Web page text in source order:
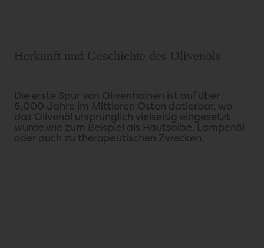
Herkunft und Geschichte des Olivenöls
Die erste Spur von Olivenhainen ist auf über
6,000 Jahre im Mittleren Osten datierbar, wo
das Olivenöl ursprünglich vielseitig eingesetzt
wurde,wie zum Beispiel als Hautsalbe, Lampenöl
oder auch zu therapeutischen Zwecken.